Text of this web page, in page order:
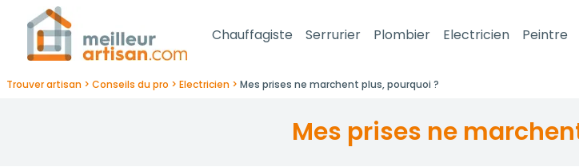
Chauffagiste Serrurier Plombier Electricien Peintre
Trouver artisan Conseils du pro Electricien Mes prises ne marchent plus, pourquoi ?
mes prises ne